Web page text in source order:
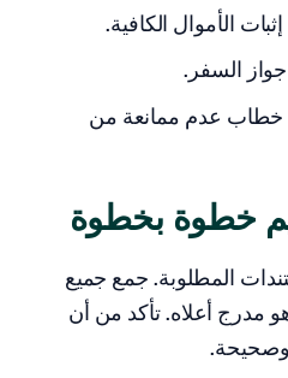
الأموال الكافية.
السفر.
عدم ممانعة من
المطلوبة. جمع جميع
مدرج أعلاه. تأكد من أن
وصحيحة.